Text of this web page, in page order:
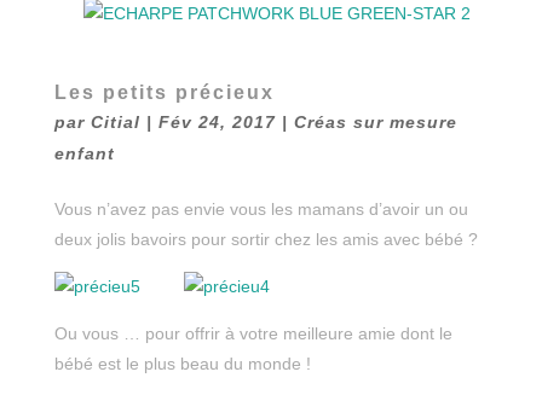
Les petits précieux
par Citial | Fév 24, 2017| Créas sur mesure
enfant
Vous n’avez pas envie vous les mamans d’avoir un ou
deux jolis bavoirs pour sortir chez les amis avec bébé ?
Ou vous … pour offrir à votre meilleure amie dont le
bébé est le plus beau du monde !